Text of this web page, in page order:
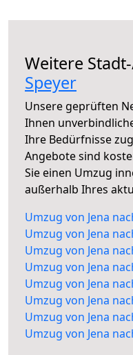
Weitere
Speyer
Unsere geprüften
Ihnen
Ihre Bedürfnisse
Angebote sind
Sie einen Umzug
außerhalb Ihres
Umzug von Jena
Umzug von Jena
Umzug von Jena
Umzug von Jena
Umzug von Jena
Umzug von Jena
Umzug von Jena
Umzug von Jena